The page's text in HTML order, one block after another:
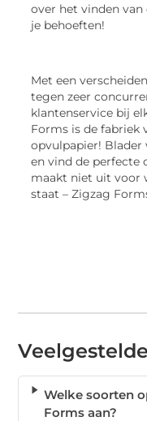
over het vinden
je behoeften!
Met een
tegen zeer
klantenservice bij
Forms is de fabriek
opvulpapier! Blader
en vind de perfecte
maakt niet uit voor
staat – Zigzag
Welke soorten
Forms aan?